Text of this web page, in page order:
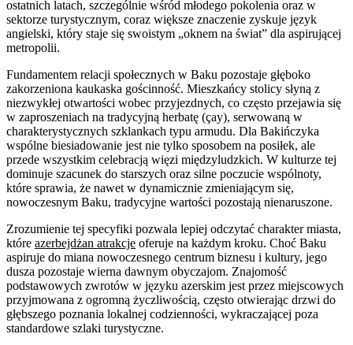
ostatnich latach, szczególnie wśród młodego pokolenia oraz w
sektorze turystycznym, coraz większe znaczenie zyskuje język
angielski, który staje się swoistym „oknem na świat” dla aspirującej
metropolii.
Fundamentem relacji społecznych w Baku pozostaje głęboko
zakorzeniona kaukaska gościnność. Mieszkańcy stolicy słyną z
niezwykłej otwartości wobec przyjezdnych, co często przejawia się
w zaproszeniach na tradycyjną herbatę (çay), serwowaną w
charakterystycznych szklankach typu armudu. Dla Bakińczyka
wspólne biesiadowanie jest nie tylko sposobem na posiłek, ale
przede wszystkim celebracją więzi międzyludzkich. W kulturze tej
dominuje szacunek do starszych oraz silne poczucie wspólnoty,
które sprawia, że nawet w dynamicznie zmieniającym się,
nowoczesnym Baku, tradycyjne wartości pozostają nienaruszone.
Zrozumienie tej specyfiki pozwala lepiej odczytać charakter miasta,
które azerbejdżan atrakcje oferuje na każdym kroku. Choć Baku
aspiruje do miana nowoczesnego centrum biznesu i kultury, jego
dusza pozostaje wierna dawnym obyczajom. Znajomość
podstawowych zwrotów w języku azerskim jest przez miejscowych
przyjmowana z ogromną życzliwością, często otwierając drzwi do
głębszego poznania lokalnej codzienności, wykraczającej poza
standardowe szlaki turystyczne.